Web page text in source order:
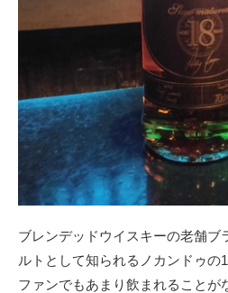
ブレンデッドウイスキーの老舗ブ
ルトとして知られるノカンドゥの
ファンでもあまり飲まれることが